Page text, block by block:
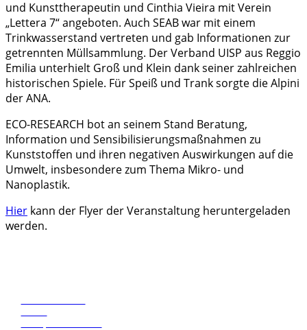
und Kunsttherapeutin und Cinthia Vieira mit Verein
„Lettera 7“ angeboten. Auch SEAB war mit einem
Trinkwasserstand vertreten und gab Informationen zur
getrennten Müllsammlung. Der Verband UISP aus Reggio
Emilia unterhielt Groß und Klein dank seiner zahlreichen
historischen Spiele. Für Speiß und Trank sorgte die Alpini
der ANA.
ECO-RESEARCH bot an seinem Stand Beratung,
Information und Sensibilisierungsmaßnahmen zu
Kunststoffen und ihren negativen Auswirkungen auf die
Umwelt, insbesondere zum Thema Mikro- und
Nanoplastik.
Hier kann der Flyer der Veranstaltung heruntergeladen
werden.